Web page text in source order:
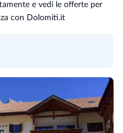
e vedi le offerte per
con Dolomiti.it